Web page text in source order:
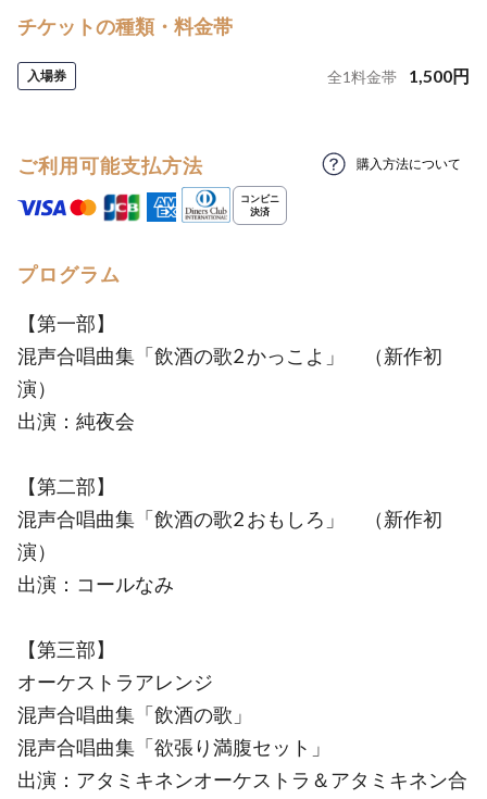
チケットの種類・料金帯
入場券 全1料金帯 1,500円
ご利用可能支払方法 購入方法について
プログラム
【第一部】
混声合唱曲集「飲酒の歌2 かっこよ」 （新作初
演）
出演：純夜会
【第二部】
混声合唱曲集「飲酒の歌2 おもしろ」 （新作初
演）
出演：コールなみ
【第三部】
オーケストラアレンジ
混声合唱曲集「飲酒の歌」
混声合唱曲集「欲張り満腹セット」
出演：アタミキネンオーケストラ＆アタミキネン合